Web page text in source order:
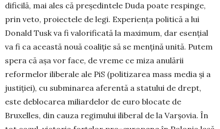
dificilă, mai ales că preșe­din­tele Duda poate respinge,
prin veto, proiectele de legi. Experiența politică a lui
Donald Tusk va fi valo­rifi­cată la maximum, dar esențial
va fi ca această nouă coaliție să se mențină unită. Putem
spera că așa vor face, de vreme ce miza anulării
reformelor ilibe­rale ale PiS (politizarea mass media și a
justiției), cu sub­minarea aferentă a statului de drept,
este deblo­carea miliar­delor de euro blocate de
Bruxelles, din cauza regimului iliberal de la Varșovia. În